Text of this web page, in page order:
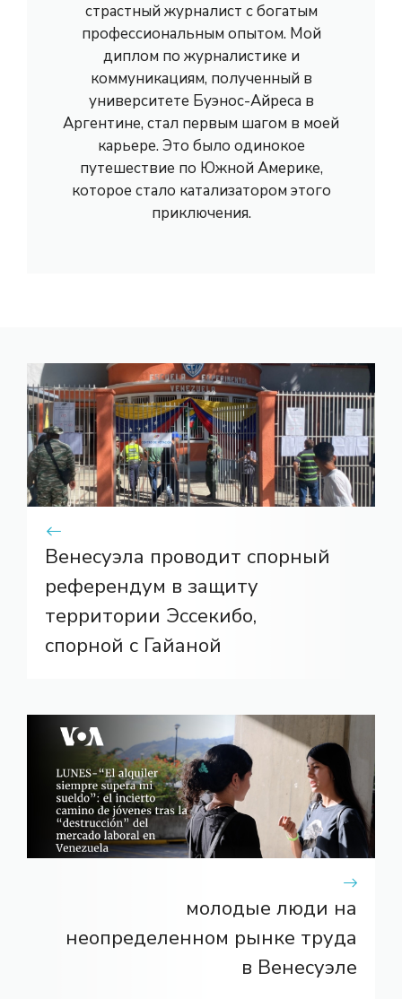
страстный журналист с богатым
профессиональным опытом. Мой
диплом по журналистике и
коммуникациям, полученный в
университете Буэнос-Айреса в
Аргентине, стал первым шагом в моей
карьере. Это было одинокое
путешествие по Южной Америке,
которое стало катализатором этого
приключения.
Венесуэла проводит спорный
референдум в защиту
территории Эссекибо,
спорной с Гайаной
молодые люди на
неопределенном рынке труда
в Венесуэле